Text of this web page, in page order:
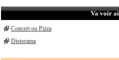
Va voir
Concert ou Pizza
Distorama